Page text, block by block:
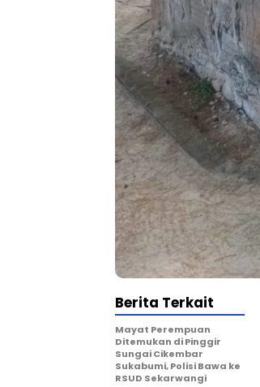
Berita Terkait
‎Mayat Perempuan
Ditemukan di Pinggir
Sungai Cikembar
Sukabumi, Polisi Bawa ke
RSUD Sekarwangi‎